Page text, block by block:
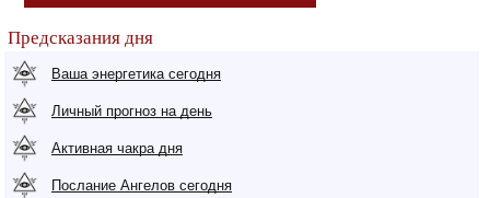
Предсказания дня
Ваша энергетика сегодня
Личный прогноз на день
Активная чакра дня
Послание Ангелов сегодня